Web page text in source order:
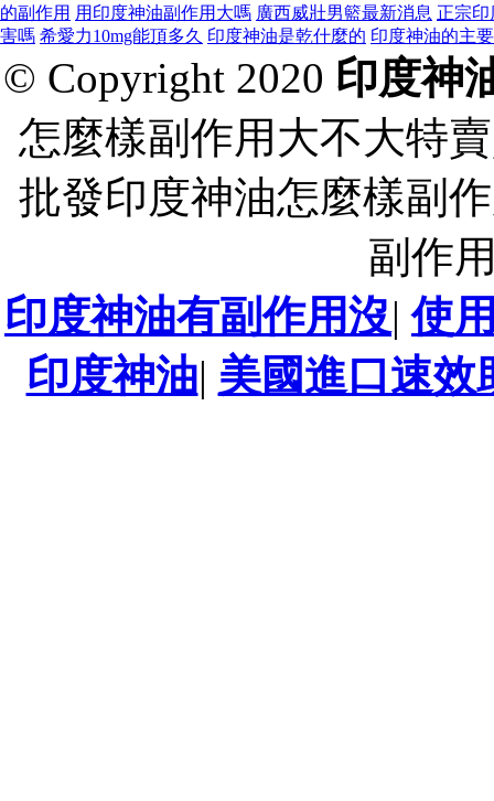
的副作用 用印度神油副作用大嗎 廣西威壯男籃最新消息 正宗
害嗎 希愛力10mg能頂多久 印度神油是乾什麼的 印度神油的主
© Copyright 2020 印度神
怎麼樣副作用大不大特
批發印度神油怎麼樣副
副作
印度神油有副作用沒|使
印度神油| 美國進口速效